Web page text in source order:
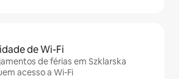
de Wi-Fi
de férias em Szklarska
acesso a Wi-Fi